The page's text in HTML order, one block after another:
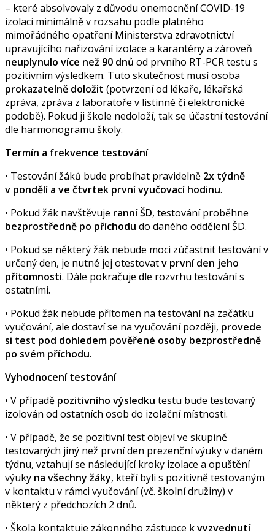
– které absolvovaly z důvodu onemocnění COVID-19
izolaci minimálně v rozsahu podle platného
mimořádného opatření Ministerstva zdravotnictví
upravujícího nařizování izolace a karantény a zároveň
neuplynulo více než 90 dnů od prvního RT-PCR testu s
pozitivním výsledkem. Tuto skutečnost musí osoba
prokazatelně doložit (potvrzení od lékaře, lékařská
zpráva, zpráva z laboratoře v listinné či elektronické
podobě). Pokud ji škole nedoloží, tak se účastní testování
dle harmonogramu školy.
Termín a frekvence testování
• Testování žáků bude probíhat pravidelně 2x týdně
v pondělí a ve čtvrtek první vyučovací hodinu.
• Pokud žák navštěvuje ranní ŠD, testování proběhne
bezprostředně po příchodu do daného oddělení ŠD.
• Pokud se některý žák nebude moci zúčastnit testování v
určený den, je nutné jej otestovatv první den jeho
přítomnosti. Dále pokračuje dle rozvrhu testování s
ostatními.
• Pokud žák nebude přítomen na testování na začátku
vyučování, ale dostaví se na vyučování později, provede
si test pod dohledem pověřené osoby bezprostředně
po svém příchodu.
Vyhodnocení testování
• V případě pozitivního výsledku testu bude testovaný
izolován od ostatních osob do izolační místnosti.
• V případě, že se pozitivní test objeví ve skupině
testovaných jiný než první den prezenční výuky v daném
týdnu, vztahují se následující kroky izolace a opuštění
výuky na všechny žáky, kteří byli s pozitivně testovaným
v kontaktu v rámci vyučování (vč. školní družiny) v
některý z předchozích 2 dnů.
• Škola kontaktuje zákonného zástupce k vyzvednutí